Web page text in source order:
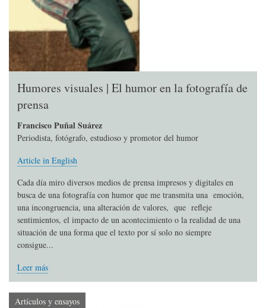
Humores visuales | El humor en la fotografía de
prensa
Francisco Puñal Suárez
Periodista, fotógrafo, estudioso y promotor del humor
Article in English
Cada día miro diversos medios de prensa impresos y digitales en
busca de una fotografía con humor que me transmita una emoción,
una incongruencia, una alteración de valores, que refleje
sentimientos, el impacto de un acontecimiento o la realidad de una
situación de una forma que el texto por sí solo no siempre
consigue...
Leer más
Artículos y ensayos